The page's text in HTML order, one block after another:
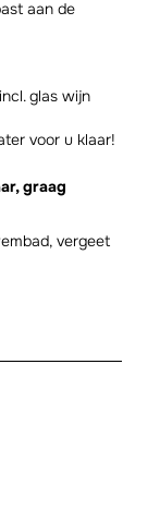
aan de
up
incl. glas wijn
voor u klaar!
graag
vergeet